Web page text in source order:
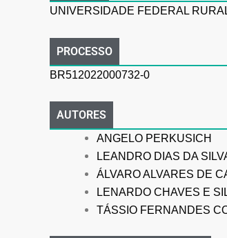
UNIVERSIDADE FEDERAL
PROCESSO
BR512022000732-0
AUTORES
ANGELO PERKUSICH
LEANDRO DIAS DA
ÁLVARO ALVARES DE
LENARDO CHAVES E
TÁSSIO FERNANDES